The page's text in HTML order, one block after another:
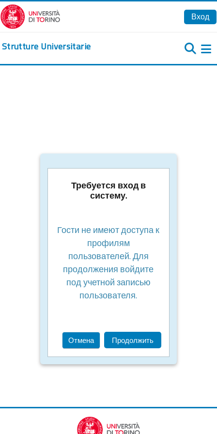
Перейти к основному содержанию
Вход
Strutture Universitarie
Требуется вход в
систему.
Гости не имеют доступа к
профилям
пользователей. Для
продолжения войдите
под учетной записью
пользователя.
Отмена Продолжить